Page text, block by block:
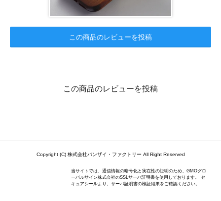
この商品のレビューを投稿
この商品のレビューを投稿
Copyright (C) 株式会社バンザイ・ファクトリー All Right Reserved
当サイトでは、通信情報の暗号化と実在性の証明のため、GMOグロ
ーバルサイン株式会社のSSLサーバ証明書を使用しております。 セ
キュアシールより、サーバ証明書の検証結果をご確認ください。